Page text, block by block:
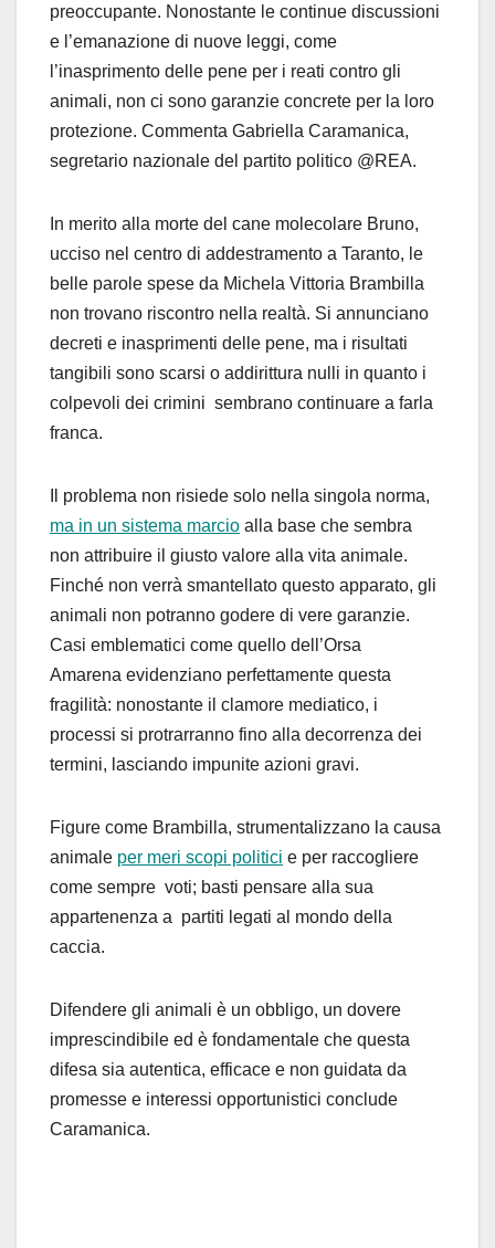
preoccupante. Nonostante le continue discussioni
e l’emanazione di nuove leggi, come
l’inasprimento delle pene per i reati contro gli
animali, non ci sono garanzie concrete per la loro
protezione. Commenta Gabriella Caramanica,
segretario nazionale del partito politico @REA.
In merito alla morte del cane molecolare Bruno,
ucciso nel centro di addestramento a Taranto, le
belle parole spese da Michela Vittoria Brambilla
non trovano riscontro nella realtà. Si annunciano
decreti e inasprimenti delle pene, ma i risultati
tangibili sono scarsi o addirittura nulli in quanto i
colpevoli dei crimini sembrano continuare a farla
franca.
Il problema non risiede solo nella singola norma,
ma in un sistema marcio alla base che sembra
non attribuire il giusto valore alla vita animale.
Finché non verrà smantellato questo apparato, gli
animali non potranno godere di vere garanzie.
Casi emblematici come quello dell’Orsa
Amarena evidenziano perfettamente questa
fragilità: nonostante il clamore mediatico, i
processi si protrarranno fino alla decorrenza dei
termini, lasciando impunite azioni gravi.
Figure come Brambilla, strumentalizzano la causa
animale per meri scopi politici e per raccogliere
come sempre voti; basti pensare alla sua
appartenenza a partiti legati al mondo della
caccia.
Difendere gli animali è un obbligo, un dovere
imprescindibile ed è fondamentale che questa
difesa sia autentica, efficace e non guidata da
promesse e interessi opportunistici conclude
Caramanica.